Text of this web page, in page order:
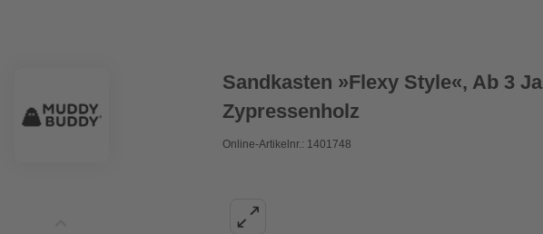
Sandkasten »Flexy Style«, Ab 3
Zypressenholz
Online-Artikelnr.: 1401748